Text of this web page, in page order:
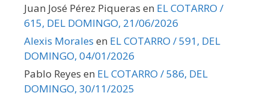
Juan José Pérez Piqueras en EL COTARRO /
615, DEL DOMINGO, 21/06/2026
Alexis Morales en EL COTARRO / 591, DEL
DOMINGO, 04/01/2026
Pablo Reyes en EL COTARRO / 586, DEL
DOMINGO, 30/11/2025